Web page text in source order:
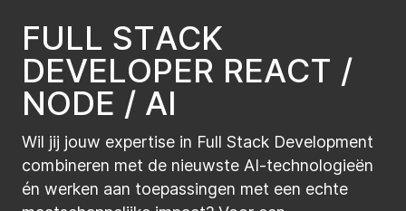
ontwikkelteams en bevorder je best
Je stimuleert samenwerking en innovatie, terwijl
je zorgt voor schaalbare en efficiënte
oplossingen.
FULL STACK
DEVELOPER REACT /
NODE / AI
Wil jij jouw expertise in Full Stack Development
combineren met de nieuwste AI-technologieën
én werken aan toepassingen met een echte